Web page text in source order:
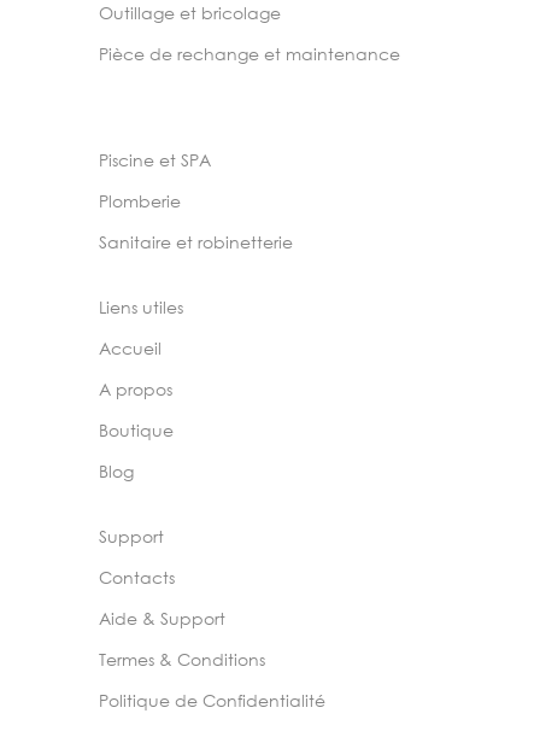
Outillage et bricolage
Pièce de rechange et maintenance
Piscine et SPA
Plomberie
Sanitaire et robinetterie
Liens utiles
Accueil
A propos
Boutique
Blog
Support
Contacts
Aide & Support
Termes & Conditions
Politique de Confidentialité